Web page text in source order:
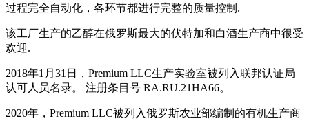
过程完全自动化，各环节都进行完整的质量控制.
该工厂生产的乙醇在俄罗斯最大的伏特加和白酒生产商中很受
欢迎.
2018年1月31日，Premium LLC生产实验室被列入联邦认证局
认可人员名录。 注册条目号 RA.RU.21HA66。
2020年，Premium LLC被列入俄罗斯农业部编制的有机生产商